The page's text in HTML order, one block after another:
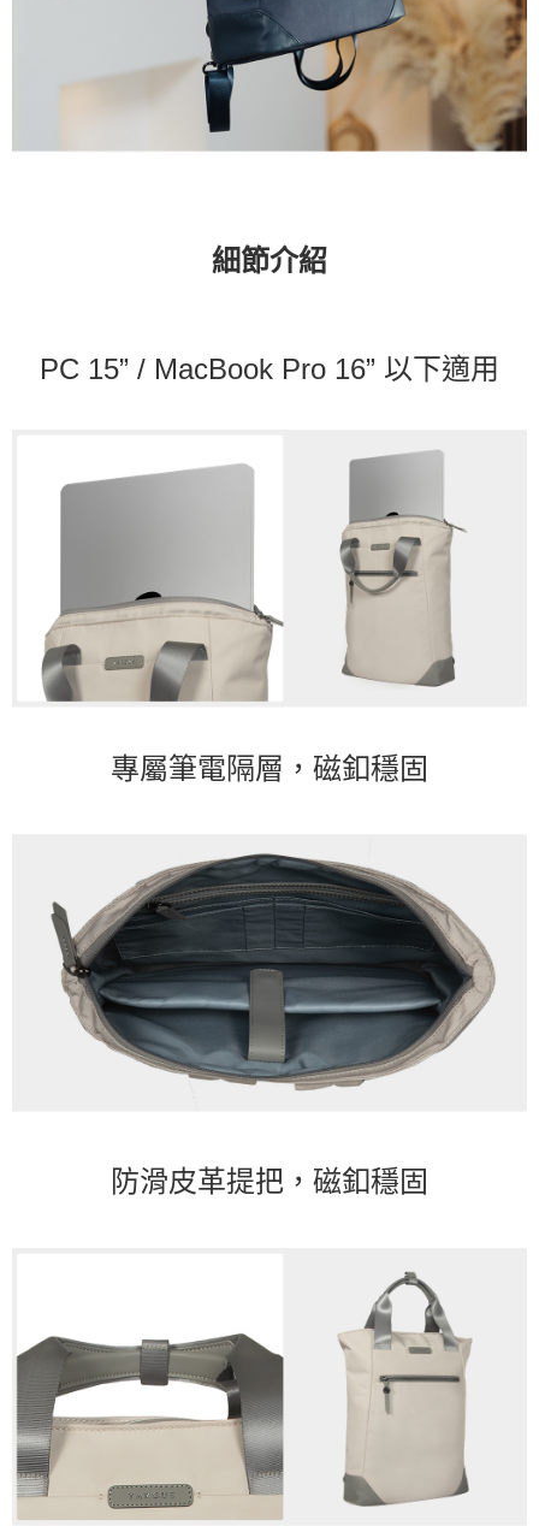
細節介紹
PC 15” / MacBook Pro 16” 以下適用
專屬筆電隔層，磁釦穩固
防滑皮革提把，磁釦穩固